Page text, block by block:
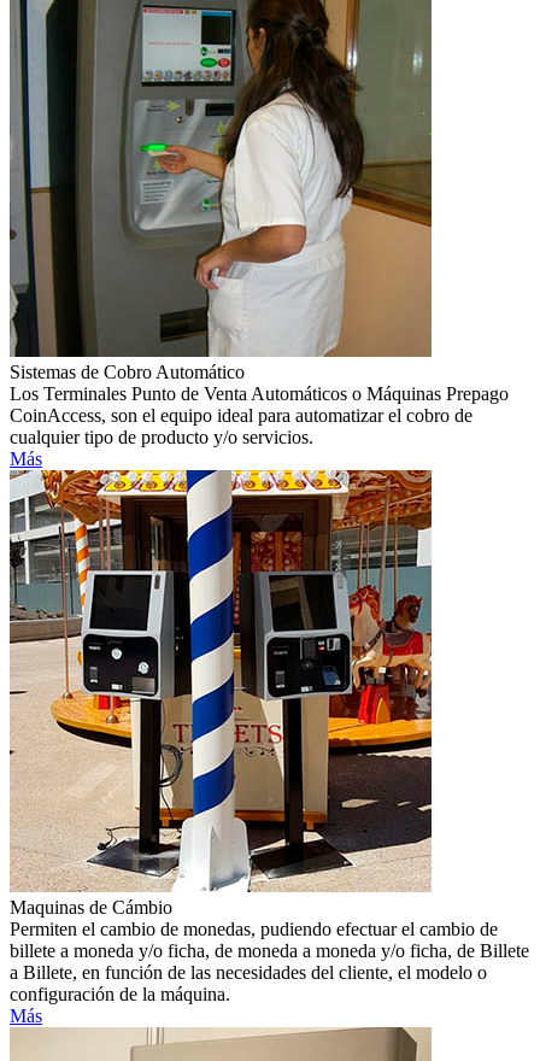
Sistemas de Cobro Automático
Los Terminales Punto de Venta Automáticos o Máquinas Prepago
CoinAccess, son el equipo ideal para automatizar el cobro de
cualquier tipo de producto y/o servicios.
Más
Maquinas de Cámbio
Permiten el cambio de monedas, pudiendo efectuar el cambio de
billete a moneda y/o ficha, de moneda a moneda y/o ficha, de Billete
a Billete, en función de las necesidades del cliente, el modelo o
configuración de la máquina.
Más